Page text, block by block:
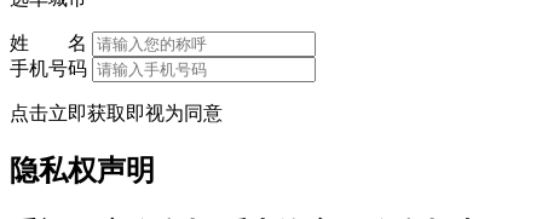
姓 名
手机号码
点击立即获取即视为同意
隐私权声明